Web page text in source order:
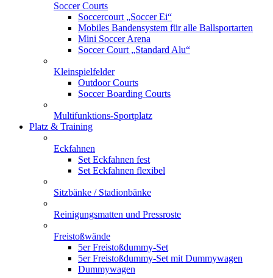
Soccer Courts
Soccercourt „Soccer Ei“
Mobiles Bandensystem für alle Ballsportarten
Mini Soccer Arena
Soccer Court „Standard Alu“
Kleinspielfelder
Outdoor Courts
Soccer Boarding Courts
Multifunktions-Sportplatz
Platz & Training
Eckfahnen
Set Eckfahnen fest
Set Eckfahnen flexibel
Sitzbänke / Stadionbänke
Reinigungsmatten und Pressroste
Freistoßwände
5er Freistoßdummy-Set
5er Freistoßdummy-Set mit Dummywagen
Dummywagen